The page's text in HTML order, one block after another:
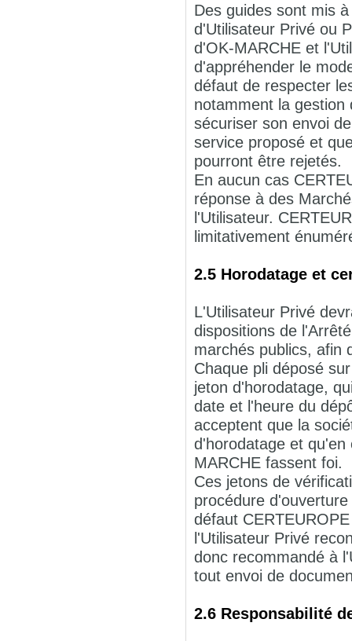
Des guides sont mis
d'Utilisateur Privé ou
d'OK-MARCHE et
d'appréhender le
défaut de respecter
notamment la
sécuriser son envoi
service proposé et
pourront être rejetés.
En aucun cas
réponse à des
l'Utilisateur.
limitativement
2.5 Horodatage et
L'Utilisateur Privé
dispositions de
marchés publics, afin
Chaque pli déposé
jeton d'horodatage,
date et l'heure du
acceptent que la
d'horodatage et
MARCHE fassent foi.
Ces jetons de
procédure
défaut
l'Utilisateur Privé
donc recommandé à
tout envoi de
2.6 Responsabilité